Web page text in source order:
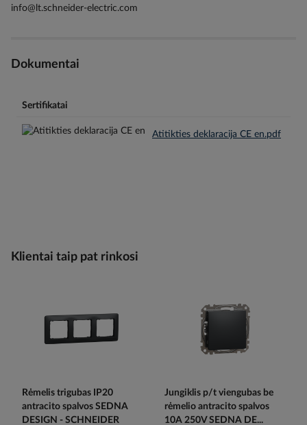
info@lt.schneider-electric.com
Dokumentai
Sertifikatai
Atitikties deklaracija CE en.pdf
Klientai taip pat rinkosi
Rėmelis trigubas IP20
antracito spalvos SEDNA
DESIGN - SCHNEIDER
Jungiklis p/t viengubas be
rėmelio antracito spalvos
10A 250V SEDNA DE...